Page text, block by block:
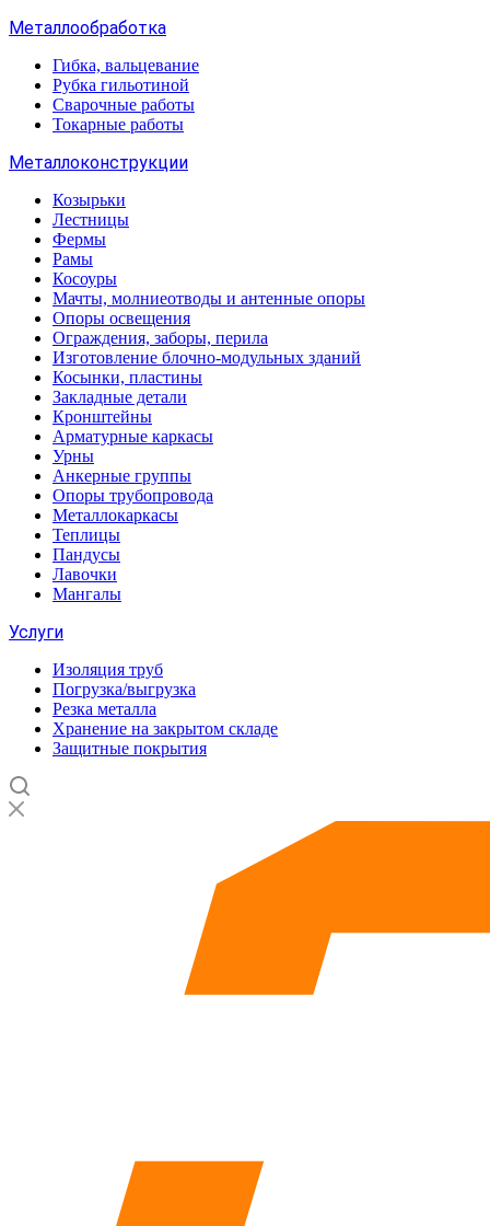
Металлообработка
Гибка, вальцевание
Рубка гильотиной
Сварочные работы
Токарные работы
Металлоконструкции
Козырьки
Лестницы
Фермы
Рамы
Косоуры
Мачты, молниеотводы и антенные опоры
Опоры освещения
Ограждения, заборы, перила
Изготовление блочно-модульных зданий
Косынки, пластины
Закладные детали
Кронштейны
Арматурные каркасы
Урны
Анкерные группы
Опоры трубопровода
Металлокаркасы
Теплицы
Пандусы
Лавочки
Мангалы
Услуги
Изоляция труб
Погрузка/выгрузка
Резка металла
Хранение на закрытом складе
Защитные покрытия